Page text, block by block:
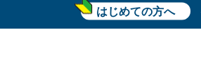
はじめての方へ